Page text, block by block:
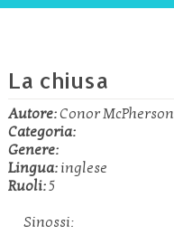
La chiusa
Autore:Conor McPherson
Categoria:
Genere:
Lingua:inglese
Ruoli:5
Sinossi: